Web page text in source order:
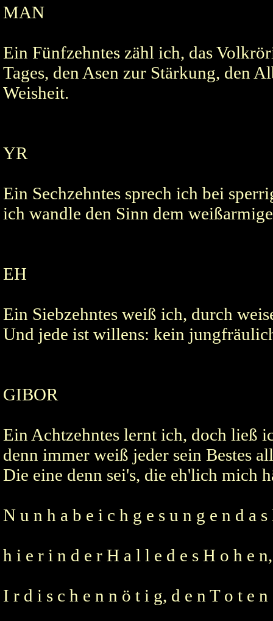
MAN
Ein Fünfzehntes zähl ich, das
Tages, den Asen zur Stärkung, den
Weisheit.
YR
Ein Sechzehntes sprech ich bei
ich wandle den Sinn dem
EH
Ein Siebzehntes weiß ich, durch
Und jede ist willens: kein
GIBOR
Ein Achtzehntes lernt ich, doch ließ
denn immer weiß jeder sein Bestes
Die eine denn sei's, die eh'lich mich
N u n h a b e i c h g e s u n g e n d a
h i e r i n d e r H a l l e d e s H o h e
I r d i s c h e n n ö t i g, d e n T o t e n